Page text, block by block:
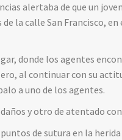
alertaba de que un
la calle San Francisco,
donde los agentes
al continuar con su
a uno de los agentes.
y otro de atentado
de sutura en la herida